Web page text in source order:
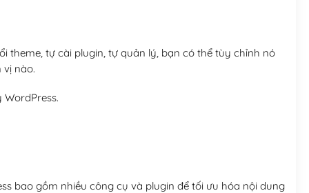
theme, tự cài plugin, tự quản lý, bạn có thể tùy chỉnh nó
nào.
bao gồm nhiều công cụ và plugin để tối ưu hóa nội dung